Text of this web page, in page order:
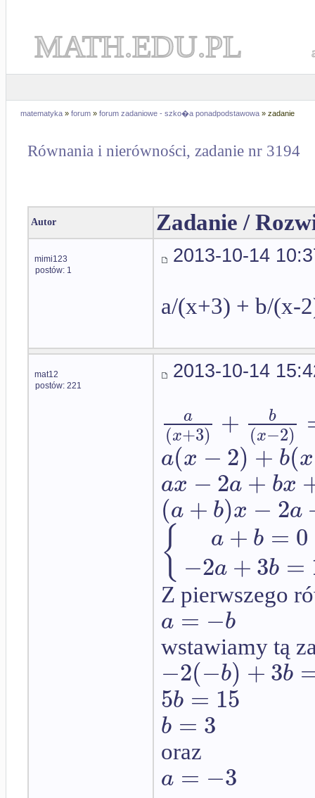
MATH.EDU.PL
matematyka » forum » forum zadaniowe - szko�a ponadpodstawowa » zadanie
Równania i nierówności, zadanie nr 3194
Autor Zadanie /
mimi123
postów: 1
2013-10-14
a/(x+3) + b/(x-
mat12
postów: 221
2013-10-14
a
(x+3) + b
(x−2)
a(x −2)+ b(x
ax −2a + bx
(a + b)x − 2a
{ a + b = 0
−2a +3b =
Z pierwszego
a = −b
wstawiamy tą
−2(−b) +3b
5b = 15
b = 3
oraz
a = −3